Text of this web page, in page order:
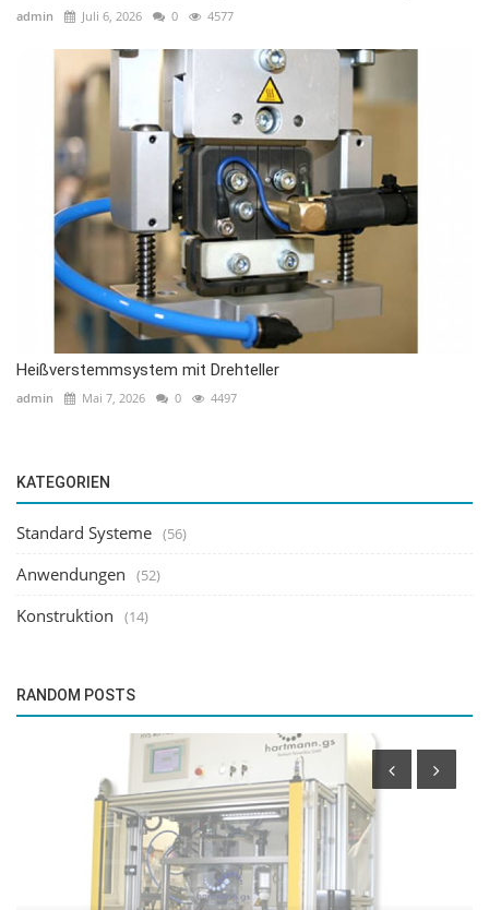
admin Juli 6, 2026 0 4577
Heißverstemmsystem mit Drehteller
admin Mai 7, 2026 0 4497
KATEGORIEN
Standard Systeme (56)
Anwendungen (52)
Konstruktion (14)
RANDOM POSTS